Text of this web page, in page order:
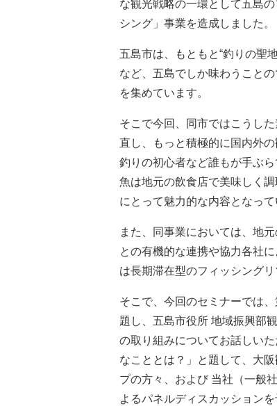
な観光戦略の一環として五島
シング」事業を造成しました。
五島市は、もともと“釣りの聖
など、五島でしか味わうこと
を集めています。
そこで今回、同市ではこうし
直し、もっと積極的に国内外
釣りの初心者など誰もが手ぶ
魚は地元の飲食店で美味しく
にとって魅力的な内容となって
また、同事業においては、地
との有機的な連携や協力各社
は長期滞在型のフィッシング
そこで、今回のセミナーでは
題し、五島市役所 地域振興部
の取り組みについてお話しい
なこととは？」と題して、大
プの方々、および 当社（一般
よるパネルディスカッションを